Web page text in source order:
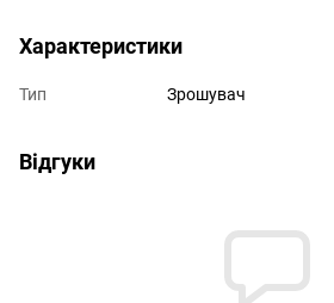
Характеристики
Тип Зрошувач
Відгуки